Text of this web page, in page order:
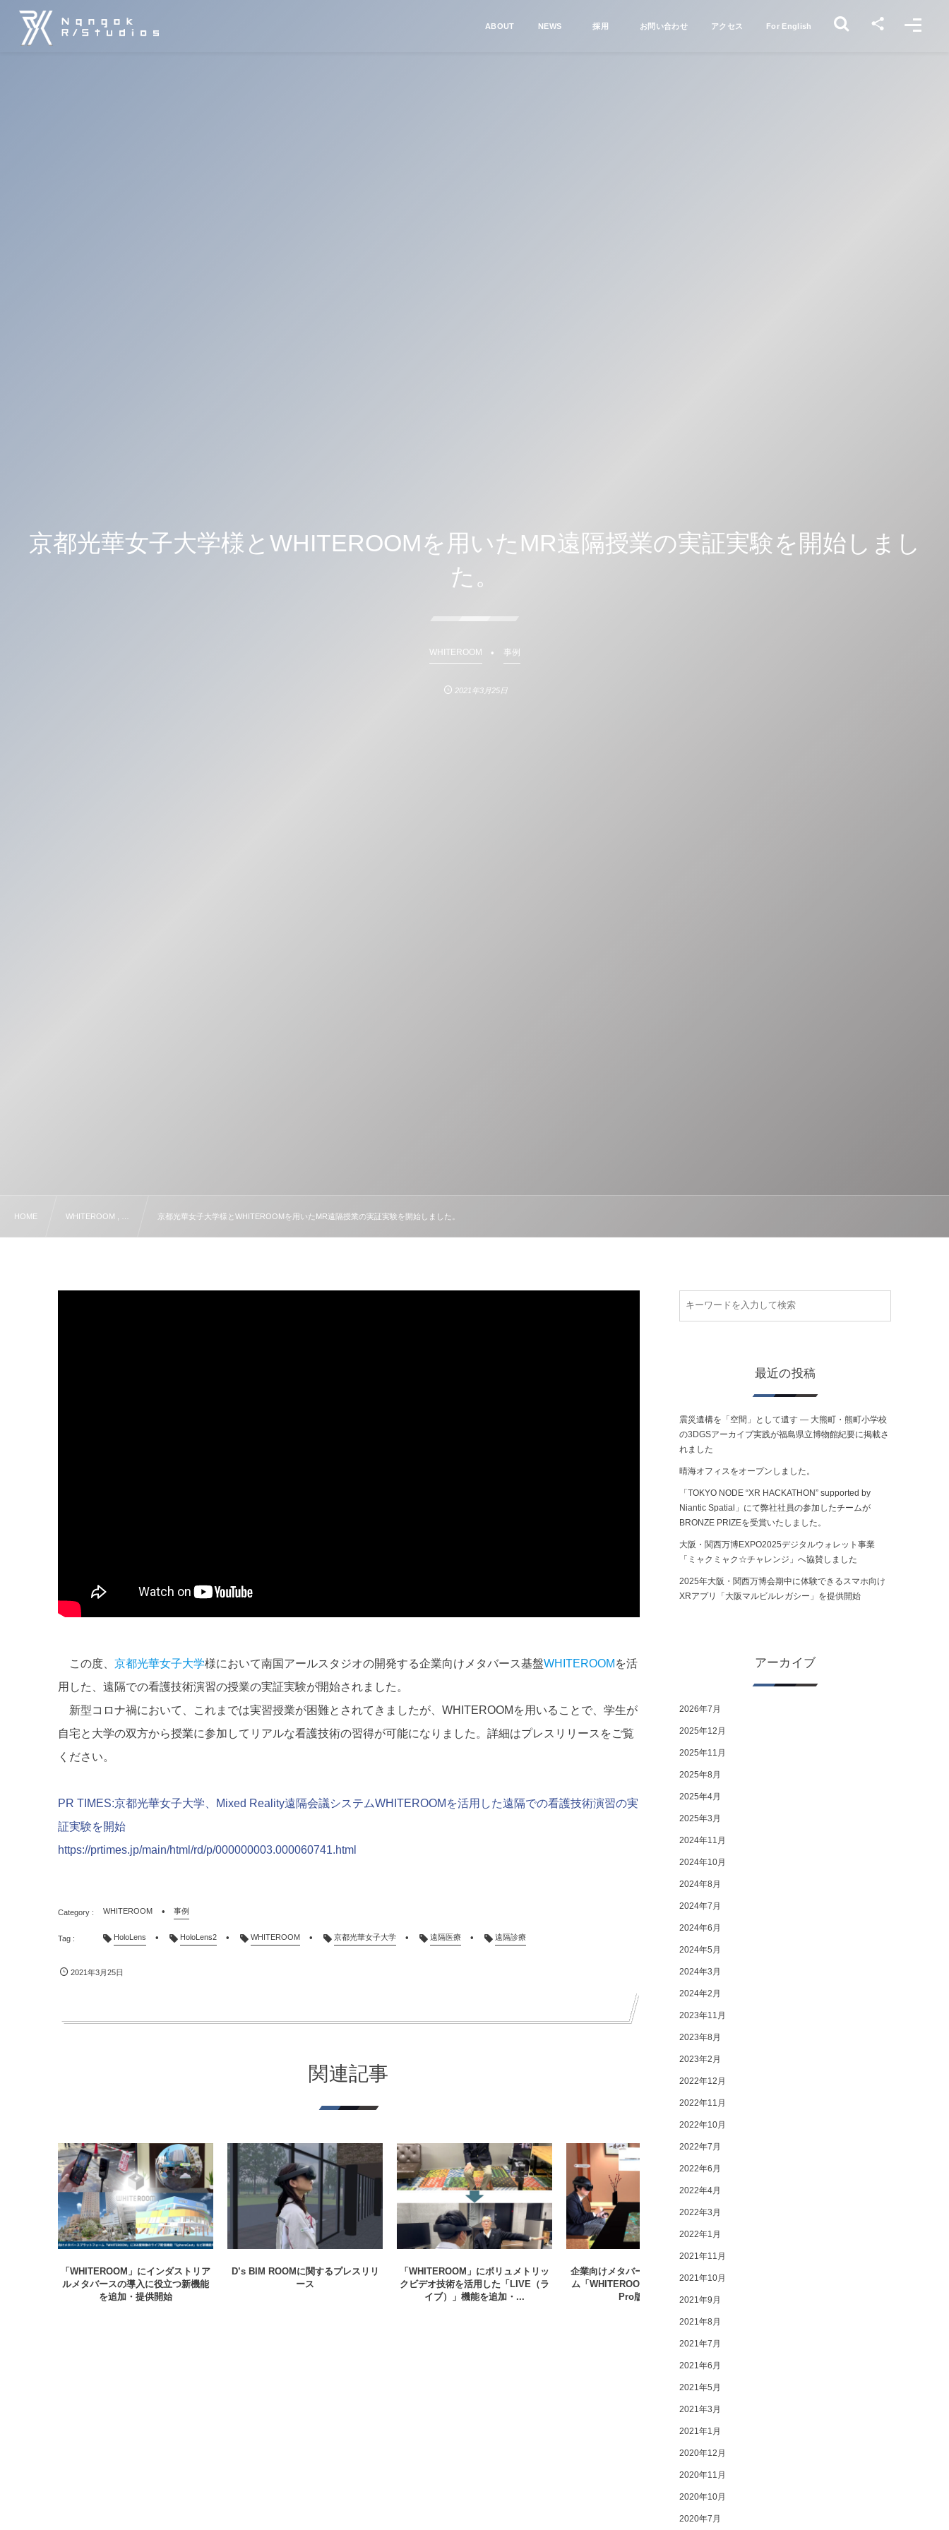
ABOUT NEWS 採用 お問い合わせ アクセス For English
京都光華女子大学様とWHITEROOMを用いたMR遠隔授業の実証実験を開始しまし
た。
WHITEROOM 事例
2021年3月25日
HOME WHITEROOM , … 京都光華女子大学様とWHITEROOMを用いたMR遠隔授業の実証実験を開始しました。
この度、 京都光華女子大学様において南国アールスタジオの開発する企業向けメタバース基盤WHITEROOM を活
用した、遠隔での看護技術演習の授業の実証実験が開始されました。
新型コロナ禍において、これまでは実習授業が困難とされてきましたが、WHITEROOMを用いることで、学生が
自宅と大学の双方から授業に参加してリアルな看護技術の習得が可能になりました。詳細はプレスリリースをご覧
ください。
PR TIMES:京都光華女子大学、Mixed Reality遠隔会議システムWHITEROOMを活用した遠隔での看護技術演習の実
証実験を開始
https://prtimes.jp/main/html/rd/p/000000003.000060741.html
WHITEROOM 事例
HoloLens HoloLens2 WHITEROOM 京都光華女子大学 遠隔医療 遠隔診療
2021年3月25日
関連記事
「WHITEROOM」にインダストリア
ルメタバースの導入に役立つ新機能
を追加・提供開始
D’s BIM ROOMに関するプレスリリ
ース
「WHITEROOM」にボリュメトリッ
クビデオ技術を活用した「LIVE（ラ
イブ）」機能を追加・...
企業向けメタバースプラットフォー
ム「WHITEROOM」の Meta Quest
Pro版を提...
最近の投稿
震災遺構を「空間」として遺す ― 大熊町・熊町小学校
の3DGSアーカイブ実践が福島県立博物館紀要に掲載さ
れました
晴海オフィスをオープンしました。
「TOKYO NODE “XR HACKATHON” supported by
Niantic Spatial」にて弊社社員の参加したチームが
BRONZE PRIZEを受賞いたしました。
大阪・関西万博EXPO2025デジタルウォレット事業
「ミャクミャク☆チャレンジ」へ協賛しました
2025年大阪・関西万博会期中に体験できるスマホ向け
XRアプリ「大阪マルビルレガシー」を提供開始
アーカイブ
2026年7月
2025年12月
2025年11月
2025年8月
2025年4月
2025年3月
2024年11月
2024年10月
2024年8月
2024年7月
2024年6月
2024年5月
2024年3月
2024年2月
2023年11月
2023年8月
2023年2月
2022年12月
2022年11月
2022年10月
2022年7月
2022年6月
2022年4月
2022年3月
2022年1月
2021年11月
2021年10月
2021年9月
2021年8月
2021年7月
2021年6月
2021年5月
2021年3月
2021年1月
2020年12月
2020年11月
2020年10月
2020年7月